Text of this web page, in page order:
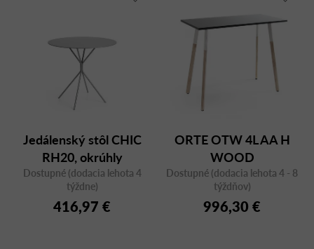
Jedálenský stôl CHIC
RH20, okrúhly
Dostupné (dodacia lehota 4
týždne)
416,97 €
ORTE OTW 4L AA H
WOOD
Dostupné (dodacia lehota 4 - 8
týždňov)
996,30 €